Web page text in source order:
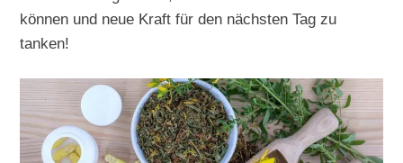
können und neue Kraft für den nächsten Tag zu
tanken!